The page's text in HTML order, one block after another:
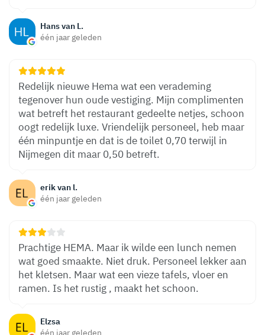
Hans van L.
één jaar geleden
erik van l.
één jaar geleden
Redelijk nieuwe Hema wat een verademing
tegenover hun oude vestiging. Mijn complimenten
wat betreft het restaurant gedeelte netjes, schoon
oogt redelijk luxe. Vriendelijk personeel, heb maar
één minpuntje en dat is de toilet 0,70 terwijl in
Nijmegen dit maar 0,50 betreft.
Elzsa
één jaar geleden
Prachtige HEMA. Maar ik wilde een lunch nemen
wat goed smaakte. Niet druk. Personeel lekker aan
het kletsen. Maar wat een vieze tafels, vloer en
ramen. Is het rustig , maakt het schoon.